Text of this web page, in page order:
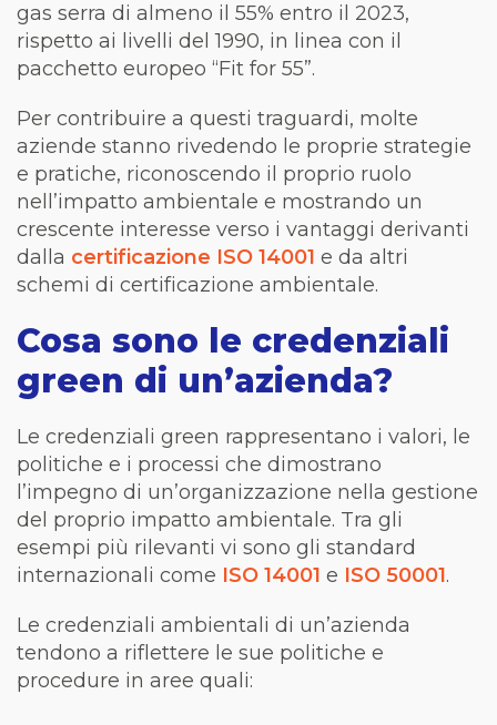
gas serra di almeno il 55% entro il 2023,
rispetto ai livelli del 1990, in linea con il
pacchetto europeo “Fit for 55”.
Per contribuire a questi traguardi, molte
aziende stanno rivedendo le proprie strategie
e pratiche, riconoscendo il proprio ruolo
nell’impatto ambientale e mostrando un
crescente interesse verso i vantaggi derivanti
dalla certificazione ISO 14001 e da altri
schemi di certificazione ambientale.
Cosa sono le credenziali
green di un’azienda?
Le credenziali green rappresentano i valori, le
politiche e i processi che dimostrano
l’impegno di un’organizzazione nella gestione
del proprio impatto ambientale. Tra gli
esempi più rilevanti vi sono gli standard
internazionali come ISO 14001 e ISO 50001.
Le credenziali ambientali di un’azienda
tendono a riflettere le sue politiche e
procedure in aree quali: